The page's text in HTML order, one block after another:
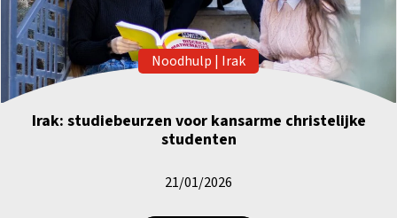
Noodhulp | Irak
Irak: studiebeurzen voor kansarme christelijke
studenten
21/01/2026